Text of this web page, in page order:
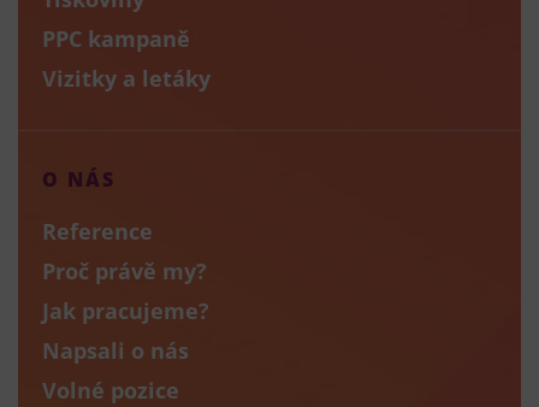
PPC kampaně
Vizitky a letáky
O NÁS
Reference
Proč právě my?
Jak pracujeme?
Napsali o nás
Volné pozice